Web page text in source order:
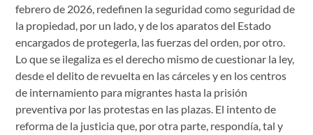
febrero de 2026, redefinen la seguridad como seguridad de
la propiedad, por un lado, y de los aparatos del Estado
encargados de protegerla, las fuerzas del orden, por otro.
Lo que se ilegaliza es el derecho mismo de cuestionar la ley,
desde el delito de revuelta en las cárceles y en los centros
de internamiento para migrantes hasta la prisión
preventiva por las protestas en las plazas. El intento de
reforma de la justicia que, por otra parte, respondía, tal y